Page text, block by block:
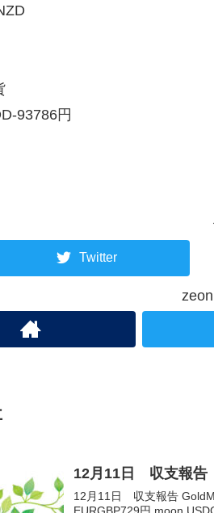
93786円
Twitter
12月11日 収支報告
12月11日 収支報告